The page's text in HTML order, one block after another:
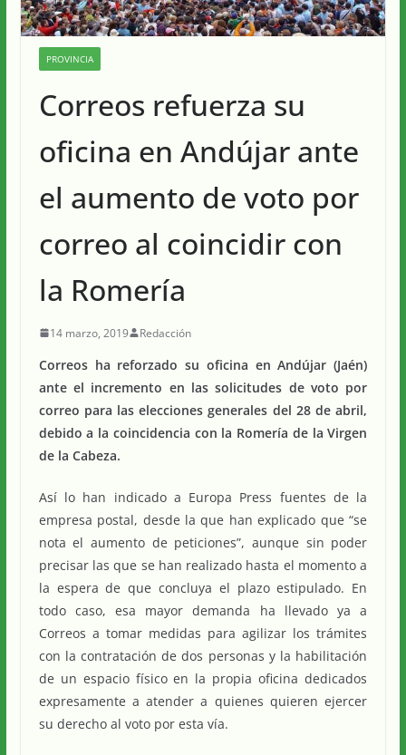
PROVINCIA
Correos refuerza su
oficina en Andújar ante
el aumento de voto por
correo al coincidir con
la Romería
14 marzo, 2019 Redacción
Correos ha reforzado su oficina en Andújar (Jaén)
ante el incremento en las solicitudes de voto por
correo para las elecciones generales del 28 de abril,
debido a la coincidencia con la Romería de la Virgen
de la Cabeza.
Así lo han indicado a Europa Press fuentes de la
empresa postal, desde la que han explicado que “se
nota el aumento de peticiones”, aunque sin poder
precisar las que se han realizado hasta el momento a
la espera de que concluya el plazo estipulado. En
todo caso, esa mayor demanda ha llevado ya a
Correos a tomar medidas para agilizar los trámites
con la contratación de dos personas y la habilitación
de un espacio físico en la propia oficina dedicados
expresamente a atender a quienes quieren ejercer
su derecho al voto por esta vía.